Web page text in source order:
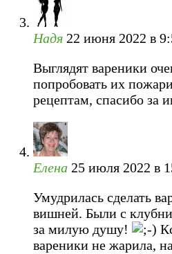
Надя 22 июня 2022 в
Выглядят вареники
попробовать их
рецептам, спасибо за
Елена 25 июля 2022 в
Умудрилась сделать
вишней. Были с
за милую душу!
вареники не жарила,